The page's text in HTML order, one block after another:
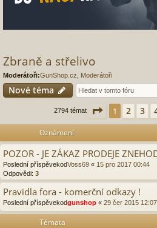
Zbraně a střelivo
Moderátoři:GunShop.cz Moderátoři
Nové téma
2794 témat Stránka 1z
1 2 3
Oznámení
POZOR - JE ZÁKAZ PRODEJE
Poslední příspěvekodVoss69 « 15 pro 2017 00:44
Odpovědi: 3
Pravidla fora - komerční odkazy !
Poslední příspěvekodgunshop « 29 čer 2015 12:07
Témata